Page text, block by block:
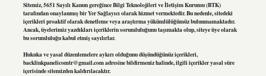
Sitemiz, 5651 Sayılı Kanun gereğince Bilgi Teknolojileri ve İletişim Kurumu (BTK)
tarafından onaylanmış bir Yer Sağlayıcı olarak hizmet vermektedir. Bu nedenle, sitedeki
içerikleri proaktif olarak denetleme veya araştırma yükümlülüğümüz bulunmamaktadır.
Ancak, üyelerimiz yazdıkları içeriklerin sorumluluğunu taşımakta olup, siteye üye olarak
bu sorumluluğu kabul etmiş sayılırlar.
Hukuka ve yasal düzenlemelere aykırı olduğunu düşündüğünüz içerikleri,
backlinkpanelicomtr@gmail.comadresine bildirmeniz halinde, ilgili içerikler yasal süre
içerisinde sitemizden kaldırılacaktır.